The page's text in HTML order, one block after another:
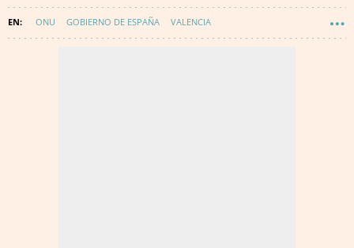
ONU GOBIERNO DE ESPAÑA VALENCIA